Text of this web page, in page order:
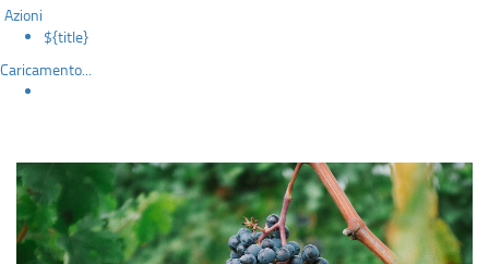
Azioni
${title}
Caricamento...